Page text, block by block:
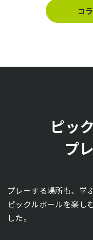
コ
ピッ
プ
プレーする場所も、学
ピックルボールを楽し
した。